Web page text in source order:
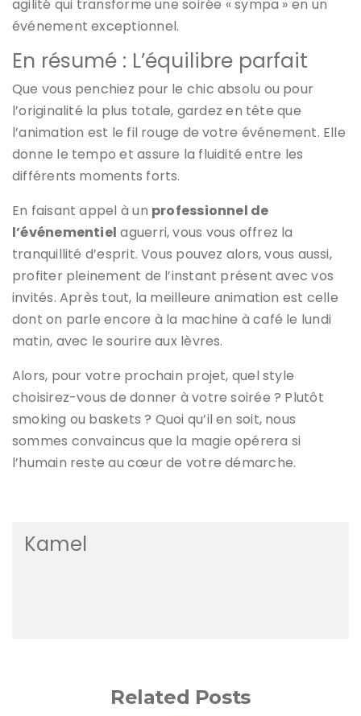
agilité qui transforme une soirée « sympa » en un
événement exceptionnel.
En résumé : L’équilibre parfait
Que vous penchiez pour le chic absolu ou pour
l’originalité la plus totale, gardez en tête que
l’animation est le fil rouge de votre événement. Elle
donne le tempo et assure la fluidité entre les
différents moments forts.
En faisant appel à un professionnel de
l’événementiel aguerri, vous vous offrez la
tranquillité d’esprit. Vous pouvez alors, vous aussi,
profiter pleinement de l’instant présent avec vos
invités. Après tout, la meilleure animation est celle
dont on parle encore à la machine à café le lundi
matin, avec le sourire aux lèvres.
Alors, pour votre prochain projet, quel style
choisirez-vous de donner à votre soirée ? Plutôt
smoking ou baskets ? Quoi qu’il en soit, nous
sommes convaincus que la magie opérera si
l’humain reste au cœur de votre démarche.
Kamel
Related Posts